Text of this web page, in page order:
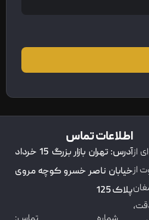
از
از
اطلاعات تماس
آدرس: تهران بازار بزرگ 15 خرداد
خیابان ناصر خسرو کوچه مروی
پلاک 125